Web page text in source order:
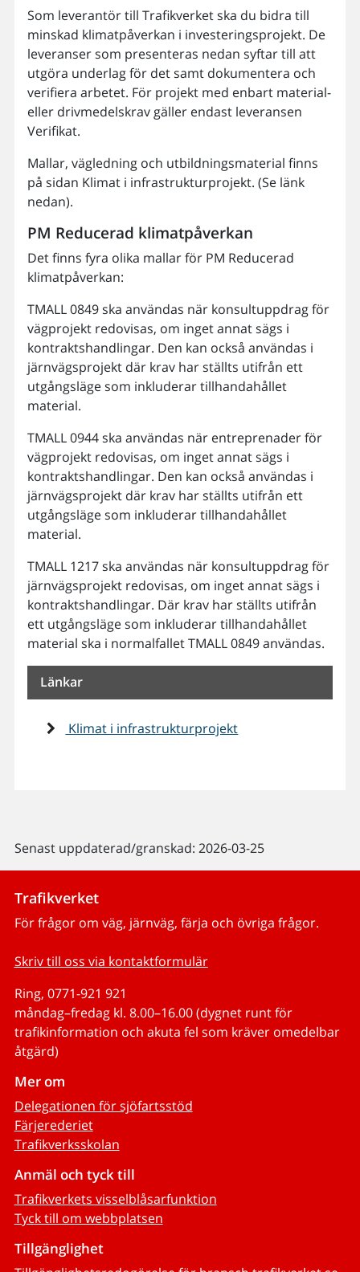
Som leverantör till Trafikverket ska du bidra till
minskad klimatpåverkan i investeringsprojekt. De
leveranser som presenteras nedan syftar till att
utgöra underlag för det samt dokumentera och
verifiera arbetet. För projekt med enbart material-
eller drivmedelskrav gäller endast leveransen
Verifikat.
Mallar, vägledning och utbildningsmaterial finns
på sidan Klimat i infrastrukturprojekt. (Se länk
nedan).
PM Reducerad klimatpåverkan
Det finns fyra olika mallar för PM Reducerad
klimatpåverkan:
TMALL 0849 ska användas när konsultuppdrag för
vägprojekt redovisas, om inget annat sägs i
kontraktshandlingar. Den kan också användas i
järnvägsprojekt där krav har ställts utifrån ett
utgångsläge som inkluderar tillhandahållet
material.
TMALL 0944 ska användas när entreprenader för
vägprojekt redovisas, om inget annat sägs i
kontraktshandlingar. Den kan också användas i
järnvägsprojekt där krav har ställts utifrån ett
utgångsläge som inkluderar tillhandahållet
material.
TMALL 1217 ska användas när konsultuppdrag för
järnvägsprojekt redovisas, om inget annat sägs i
kontraktshandlingar. Där krav har ställts utifrån
ett utgångsläge som inkluderar tillhandahållet
material ska i normalfallet TMALL 0849 användas.
Länkar
Klimat i infrastrukturprojekt
Senast uppdaterad/granskad: 2026-03-25
Trafikverket
För frågor om väg, järnväg, färja och övriga frågor.
Skriv till oss via kontaktformulär
Ring, 0771-921 921
måndag–fredag kl. 8.00–16.00 (dygnet runt för
trafikinformation och akuta fel som kräver omedelbar
åtgärd)
Mer om
Delegationen för sjöfartsstöd
Färjerederiet
Trafikverksskolan
Anmäl och tyck till
Trafikverkets visselblåsarfunktion
Tyck till om webbplatsen
Tillgänglighet